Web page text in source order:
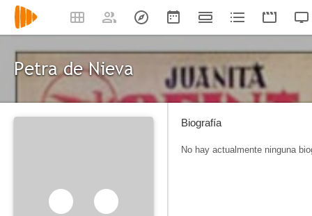
Petra de Nieva
Biografía
No hay actualmente ninguna